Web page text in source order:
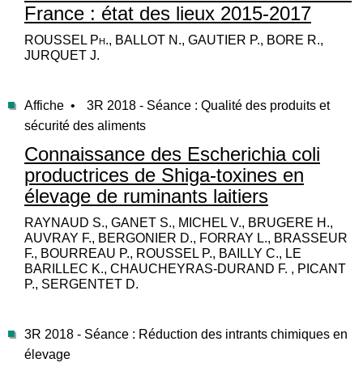
France : état des lieux 2015-2017
ROUSSEL Ph., BALLOT N., GAUTIER P., BORE R.,
JURQUET J.
Affiche •
3R 2018 - Séance : Qualité des produits et
sécurité des aliments
Connaissance des Escherichia coli
productrices de Shiga-toxines en
élevage de ruminants laitiers
RAYNAUD S., GANET S., MICHEL V., BRUGERE H.,
AUVRAY F., BERGONIER D., FORRAY L., BRASSEUR
F., BOURREAU P., ROUSSEL P., BAILLY C., LE
BARILLEC K., CHAUCHEYRAS-DURAND F. , PICANT
P., SERGENTET D.
3R 2018 - Séance : Réduction des intrants chimiques en
élevage